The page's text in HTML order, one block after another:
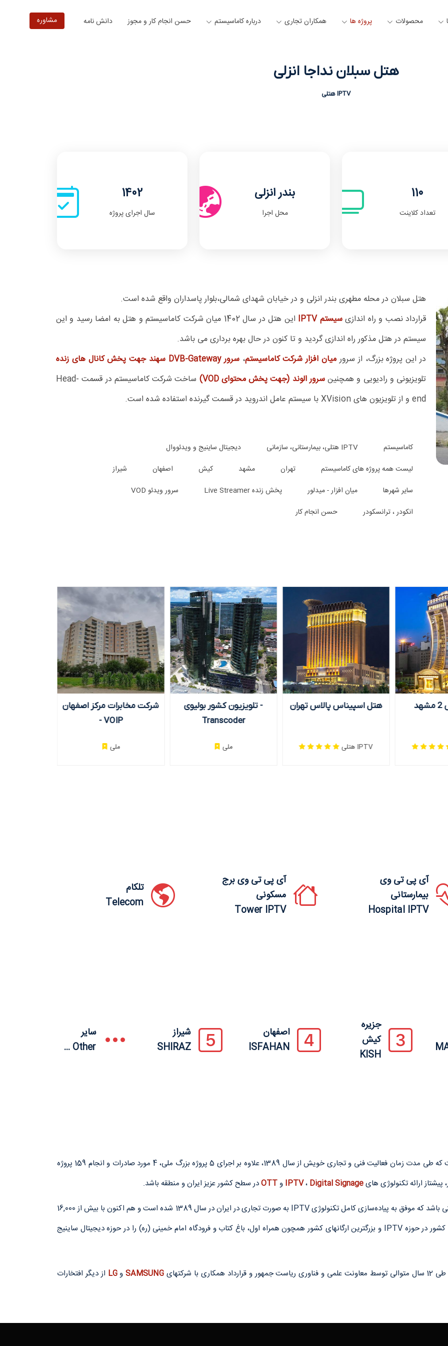
محصولات پروژه ها همکاران تجاری درباره کاماسیستم حسن انجام کار و مجوز دانش نامه مشاوره
هتل سبلان نداجا انزلی
IPTV هتلی
1402
سال اجرای پروژه
بندر انزلی
محل اجرا
110
تعداد کلاینت
هتل سبلان در محله مطهری بندر انزلی و در خیابان شهدای شمالی،بلوار پاسداران واقع شده است.
قرارداد نصب و راه اندازیسیستم IPTV
این هتل در سال 1402 میان شرکت کاماسیستم و هتل به امضا رسید و این
سیستم در هتل مذکور راه اندازی گردید و تا کنون در حال بهره برداری می باشد.
در این پروژه بزرگ، از سرورمیان افزار شرکت کاماسیستم،سرور DVB-Gateway سهند جهت پخش کانال های زنده
تلویزیونی و رادیویی و همچنینسرور الوند (جهت پخش محتوای VOD)
ساخت شرکت کاماسیستم در قسمت Head-
end و از تلویزیون های XVision با سیستم عامل اندروید در قسمت گیرنده استفاده شده است.
کاماسیستم IPTV هتلی، بیمارستانی، سازمانی
دیجیتال ساینیج و ویدئووال
لیست همه پروژه های کاماسیستم
تهران مشهد کیش اصفهان
شیراز
سایر شهرها
میان افزار - میدلور پخش زنده Live Streamer
سرور ویدئو VOD
انکودر ، ترانسکودر
حسن انجام کار
شرکت مخابرات مرکز اصفهان
- VOIP
ملی
تلویزیون کشور بولیوی -
Transcoder
ملی
هتل اسپیناس پالاس تهران
IPTV هتلی
تلکام
Telecom
آی پی تی وی برج
مسکونی
Tower IPTV
آی پی تی وی
بیمارستانی
Hospital IPTV
سایر
Other ...
شیراز
SHIRAZ
اصفهان
ISFAHAN
جزیره
کیش
KISH
شرکت کارآمدان ماندگار سیستم (کاما‌سیستم) مفتخر است که طی مدت زمان فعالیت فنی و تجاری خویش از سال 1389، علاوه بر اجرای 5 پروژه بزرگ ملی، 4 مورد صادرات و انجام 159 پروژه
ارائه تکنولوژی های
IPTV، Digital Signage و OTTدر سطح کشور عزیز ایران و منطقه باشد.
علاوه بر موارد فوق این شرکت مفتخر است که اولین شرکتی باشد که موفق به پیاده‌سازی کامل تکنولوژی IPTV به صورت تجاری در ایران در سال 1389 شده‌ است و هم اکنون با بیش از 16,000
نود IPTV وDigital Signage، بیشترین اتاق های هتلی کشور در حوزه IPTV و بزرگترین ارگانهای کشور همچون همراه اول، باغ کتاب و فرودگاه امام خمینی (ره) را در حوزه دیجیتال ساینیج
SAMSUNG وLG از دیگر افتخارات